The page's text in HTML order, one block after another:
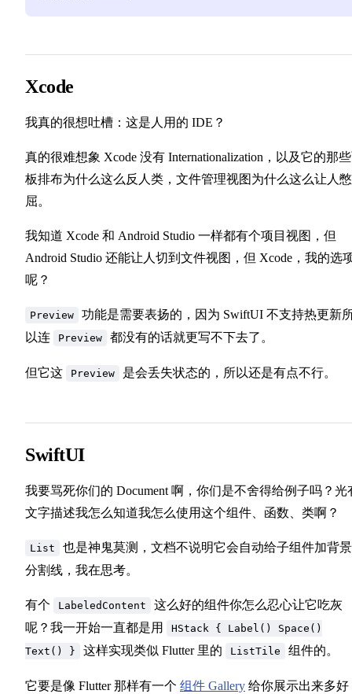
Xcode
我真的很想吐槽：这是人用的 IDE？
真的很难想象 Xcode 没有 Internationalization，以及它的那
板排布为什么这么反人类，文件管理视图为什么这么让人憋
屈。
我知道 Xcode 和 Android Studio 一样都有个项目视图，但
Android Studio 还能让人切到文件视图，但 Xcode，我的选
呢？
Preview
功能是需要表扬的，因为 SwiftUI 不支持热更新
以连
Preview 都没有的话就更写不下去了。
但它这 Preview 是会丢失状态的，所以还是有点不行。
SwiftUI
我要骂死你们的 Document 啊，你们是不舍得给例子吗？光
文字描述我怎么知道我怎么使用这个组件、函数、类啊？
List
也是神鬼莫测，文档不说明它会自动给子组件加背
分割线，我在思考。
有个 LabeledContent
这么好的组件你怎么忍心让它吃灰
呢？我一开始一直都是用
HStack { Label() Space()
Text() }
这样实现类似 Flutter 里的 ListTile 组件的。
它要是像 Flutter 那样有一个 组件 Gallery 给你展示出来多好